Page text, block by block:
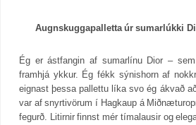
Augnskuggapalletta úr sumarlúkki
Ég er ástfangin af sumarlínu Dior –
framhjá ykkur. Ég fékk sýnishorn af
eignast þessa pallettu líka svo ég ákvað
var af snyrtivörum í Hagkaup á
fegurð. Litirnir finnst mér tímalausir og